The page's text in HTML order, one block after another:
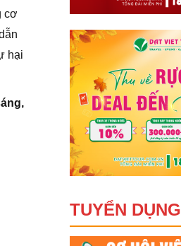
cơ
hại
TUYỂN DỤNG